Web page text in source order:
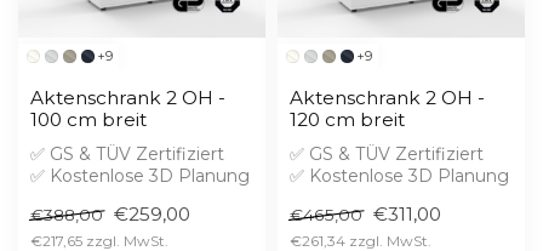
+9
Aktenschrank 2 OH -
100 cm breit
✅ GS & TÜV Zertifiziert
✅ Kostenlose 3D Planung
Aufprei...
€388,00 €259,00
€217,65
+9
Aktenschrank 2 OH -
120 cm breit
✅ GS & TÜV Zertifiziert
✅ Kostenlose 3D Planung
Aufprei...
€465,00 €311,00
€261,34